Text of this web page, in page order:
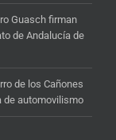
Guasch firman
de Andalucía de
de los Cañones
de automovilismo